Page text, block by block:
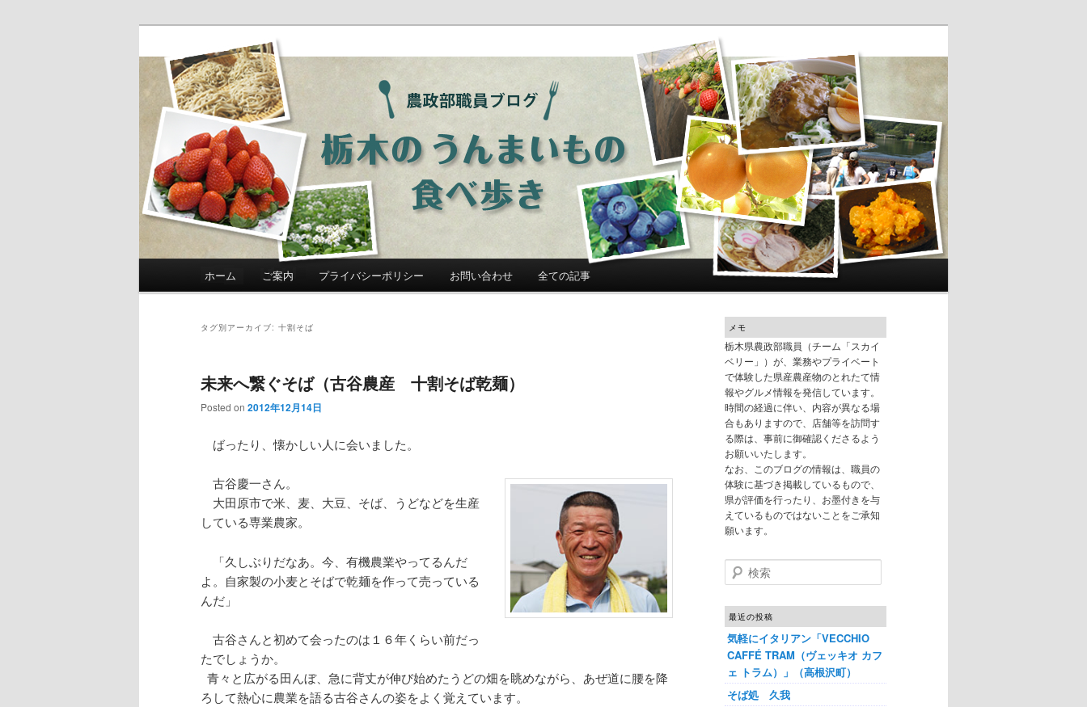
農政部職員ブログ「栃木のうんまいもの食べ歩
き」
メインコンテンツへ移動
サブコンテンツへ移動
ホーム ご案内 プライバシーポリシー お問い合わせ 全ての記事
タグ別アーカイブ: 十割そば
未来へ繋ぐそば（古谷農産 十割そば乾麺）
Posted on 2012年12月14日
ばったり、懐かしい人に会いました。
古谷慶一さん。
大田原市で米、麦、大豆、そば、うどなどを生産
している専業農家。
「久しぶりだなあ。今、有機農業やってるんだ
よ。自家製の小麦とそばで乾麺を作って売っている
んだ」
古谷さんと初めて会ったのは１６年くらい前だっ
たでしょうか。
青々と広がる田んぼ、急に背丈が伸び始めたうどの畑を眺めながら、あぜ道に腰を降
ろして熱心に農業を語る古谷さんの姿をよく覚えています。
メモ
栃木県農政部職員（チーム「スカイ
ベリー」）が、業務やプライベート
で体験した県産農産物のとれたて情
報やグルメ情報を発信しています。
時間の経過に伴い、内容が異なる場
合もありますので、店舗等を訪問す
る際は、事前に御確認くださるよう
お願いいたします。
なお、このブログの情報は、職員の
体験に基づき掲載しているもので、
県が評価を行ったり、お墨付きを与
えているものではないことをご承知
願います。
検索
最近の投稿
気軽にイタリアン「VECCHIO
CAFFÉ TRAM（ヴェッキオ カフ
ェ トラム）」（高根沢町）
そば処 久我